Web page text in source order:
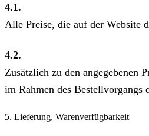
4.1.
Alle Preise, die auf der Website
4.2.
Zusätzlich zu den angegebenen
im Rahmen des Bestellvorgangs
5. Lieferung, Warenverfügbarkeit